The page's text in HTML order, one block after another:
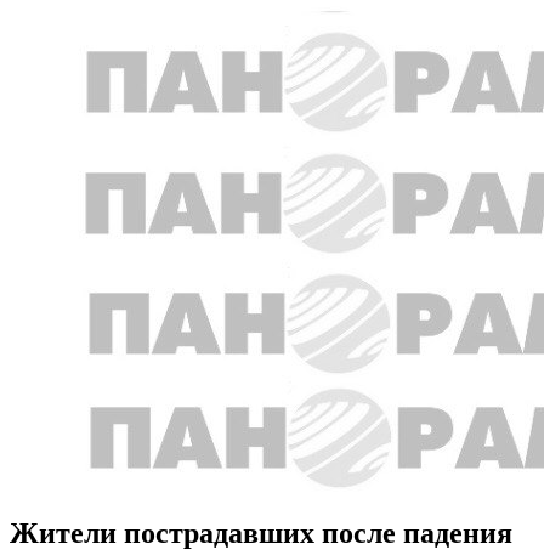
Жители пострадавших после падения